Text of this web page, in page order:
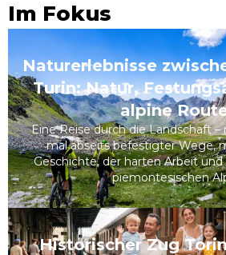
Im Fokus
Naturerlebnisse
Turin: Natur,
alpine
Eine Reise durch die Landschaft –
mal abseits befestigter Wege,
Geschichte, der harten Arbeit
piemontesischen
Historischer Zug